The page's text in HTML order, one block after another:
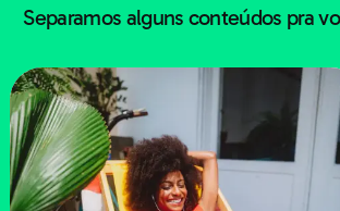
sua própria realidade e experiência de
do contexto social.
Dessa forma, a metodologia de Paulo
Separamos alguns conteúdos pra